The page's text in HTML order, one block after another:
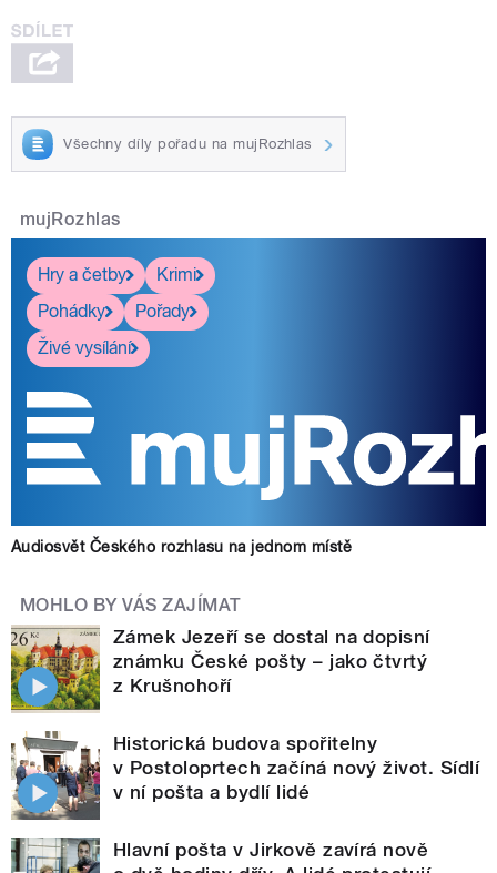
Všechny díly pořadu na mujRozhlas
mujRozhlas
Hry a četby
Krimi
Pohádky
Pořady
Živé vysílání
Audiosvět Českého rozhlasu na jednom místě
MOHLO BY VÁS ZAJÍMAT
Zámek Jezeří se dostal na dopisní
známku České pošty – jako čtvrtý
z Krušnohoří
Historická budova spořitelny
v Postoloprtech začíná nový život. Sídlí
v ní pošta a bydlí lidé
Hlavní pošta v Jirkově zavírá nově